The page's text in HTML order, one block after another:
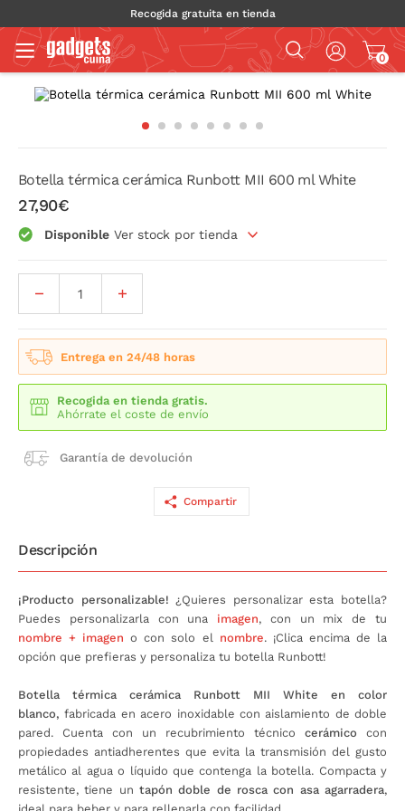
Recogida gratuita en tienda
0
Botella térmica cerámica Runbott MII 600 ml White
27,90€
Disponible Ver stock por tienda
Entrega en 24/48 horas
Recogida en tienda gratis.
Ahórrate el coste de envío
Garantía de devolución
Compartir
Descripción
¡Producto personalizable!¿Quieres personalizar esta botella?
Puedes personalizarla con una imagen, con un mix de tu
nombre + imagen o con solo el nombre. ¡Clica encima de la
opción que prefieras y personaliza tu botella Runbott!
Botella térmica cerámica Runbott MII White en color
blanco, fabricada en acero inoxidable con aislamiento de doble
pared. Cuenta con un recubrimiento técnico cerámico con
propiedades antiadherentes que evita la transmisión del gusto
metálico al agua o líquido que contenga la botella. Compacta y
resistente, tiene un tapón doble de rosca con asa agarradera,